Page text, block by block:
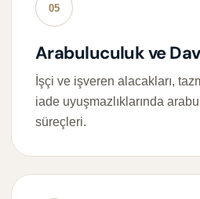
05
Arabuluculuk ve
İşçi ve işveren alacakları,
iade uyuşmazlıklarında
süreçleri.